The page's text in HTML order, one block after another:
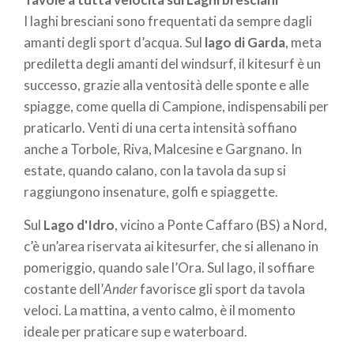
richiede particolare allenamento, ma solo una
tavola, una pagaia e… un po’ di equilibrio per non
cascare in acqua!
Oltre a quelli più noti, in Lombardia si stanno
diffondendo altri sport acquatici di tendenza, come
ilsubwing, sorta di snorkeling motorizzato
subacqueo, trainati da una barca, o ilwingfoil , per
volare sulle onde a bordo di una tavola con pinna
hydrofoil muniti di un’ala gonfiabile con cui sfruttare
il vento. Infine, dedicato ai più pigri c’è il
fliteboard
tavola da surf elettrica con telecomando per
orientarsi tra le onde.
Surfando sui laghi lombardi
Venti famosi, come ilPelér e l’Orasul Lago di Garda o
ilMagiuurdel Lago Maggiore, correnti naturali e
I laghi bresciani sono frequentati da sempre dagli
amanti degli sport d’acqua. Sul lago di Garda, meta
prediletta degli amanti del windsurf, il kitesurf è un
successo, grazie alla ventosità delle sponte e alle
spiagge, come quella di Campione, indispensabili per
praticarlo. Venti di una certa intensità soffiano
anche a Torbole, Riva, Malcesine e Gargnano. In
estate, quando calano, con la tavola da sup si
raggiungono insenature, golfi e spiaggette.
Sul Lago d'Idro, vicino a Ponte Caffaro (BS) a Nord,
c’è un’area riservata ai kitesurfer, che si allenano in
pomeriggio, quando sale l’Ora. Sul lago, il soffiare
costante dell’Anderfavorisce gli sport da tavola
veloci. La mattina, a vento calmo, è il momento
ideale per praticare sup e waterboard.